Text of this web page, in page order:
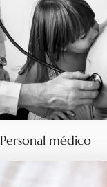
Personal médico